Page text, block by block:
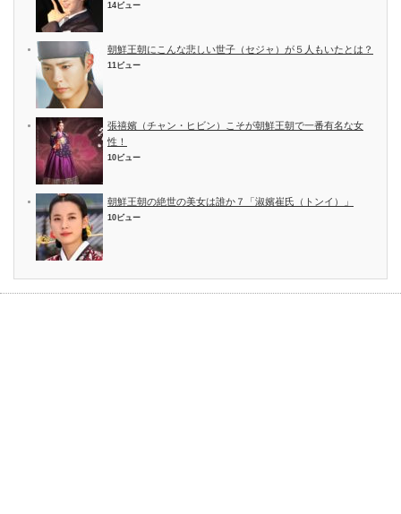
14ビュー
朝鮮王朝にこんな悲しい世子（セジャ）が５人もいたとは？
11ビュー
張禧嬪（チャン・ヒビン）こそが朝鮮王朝で一番有名な女
性！
10ビュー
朝鮮王朝の絶世の美女は誰か７「淑嬪崔氏（トンイ）」
10ビュー